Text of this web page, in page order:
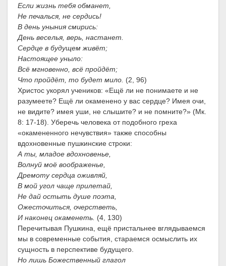
Если жизнь тебя обманет,
Не печалься, не сердись!
В день уныния смирись:
День веселья, верь, настанет.
Сердце в будущем живёт;
Настоящее уныло:
Всё мгновенно, всё пройдёт;
Что пройдёт, то будет мило. (2, 96)
Христос укорял учеников: «Ещё ли не понимаете и не
разумеете? Ещё ли окаменено у вас сердце? Имея очи,
не видите? имея уши, не слышите? и не помните?» (Мк.
8: 17-18). Уберечь человека от подобного греха
«окамененного нечувствия» также способны
вдохновенные пушкинские строки:
А ты, младое вдохновенье,
Волнуй моё воображенье,
Дремоту сердца оживляй,
В мой угол чаще прилетай,
Не дай остыть душе поэта,
Ожесточиться, очерстветь,
И наконец окаменеть. (4, 130)
Перечитывая Пушкина, ещё пристальнее вглядываемся
мы в современные события, стараемся осмыслить их
сущность в перспективе будущего.
Но лишь Божественный глагол